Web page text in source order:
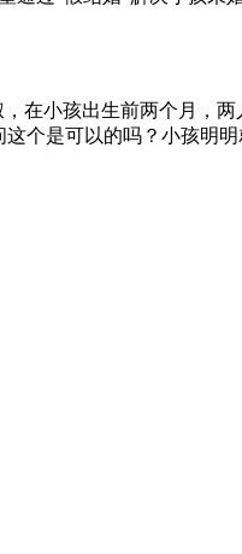
在小孩出生前两个月，
个是可以的吗？小孩明明